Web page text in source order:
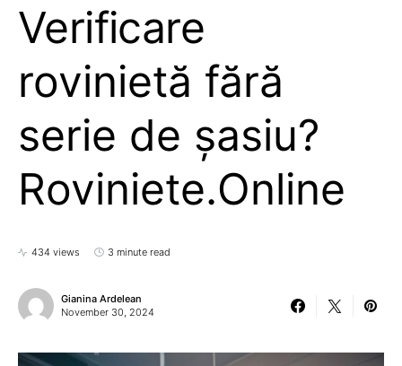
Verificare
rovinietă fără
serie de șasiu?
Roviniete.Online
434 views 3 minute read
Gianina Ardelean
November 30, 2024